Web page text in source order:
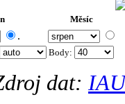
Měsíc
.
Body:
dat: